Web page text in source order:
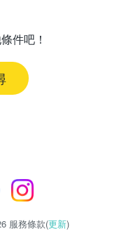
件吧！
服務條款(更新)